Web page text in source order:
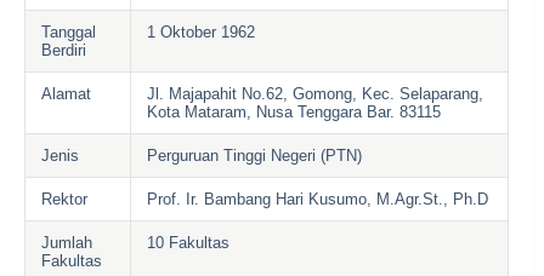
Tanggal
Berdiri
1 Oktober 1962
Alamat
Jl. Majapahit No.62, Gomong, Kec. Selaparang,
Kota Mataram, Nusa Tenggara Bar. 83115
Jenis Perguruan Tinggi Negeri (PTN)
Rektor Prof. Ir. Bambang Hari Kusumo, M.Agr.St., Ph.D
Jumlah
Fakultas
10 Fakultas